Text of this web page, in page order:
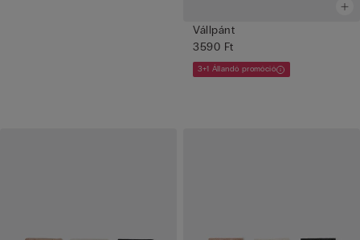
Vállpánt
3590 Ft
3+1 Állandó promóció